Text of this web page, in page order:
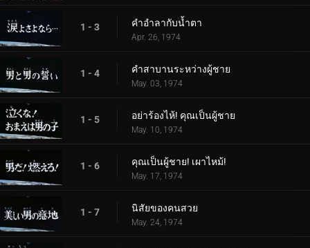
1 - 3 คำอำลากับน้ำตา
Apr. 26, 1974
1 - 4 คำสาบานระหว่างผู้ชาย
May. 03, 1974
1 - 5 อย่าร้องไห้! คุณเป็นผู้ชาย
May. 10, 1974
1 - 6 คุณเป็นผู้ชาย! เผาไหม้!
May. 17, 1974
1 - 7 นิสัยของคนสวย
May. 24, 1974